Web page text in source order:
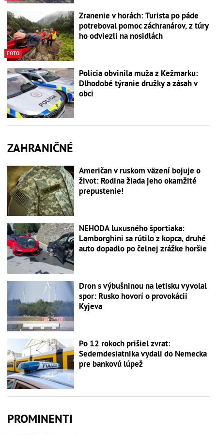
FOTO
Zranenie v horách: Turista po páde
potreboval pomoc záchranárov, z túry
ho odviezli na nosidlách
Polícia obvinila muža z Kežmarku:
Dlhodobé týranie družky a zásah v
obci
ZAHRANIČNÉ
Američan v ruskom väzení bojuje o
život: Rodina žiada jeho okamžité
prepustenie!
NEHODA luxusného športiaka:
Lamborghini sa rútilo z kopca, druhé
auto dopadlo po čelnej zrážke horšie
Dron s výbušninou na letisku vyvolal
spor: Rusko hovorí o provokácii
Kyjeva
Po 12 rokoch prišiel zvrat:
Sedemdesiatnika vydali do Nemecka
pre bankovú lúpež
PROMINENTI